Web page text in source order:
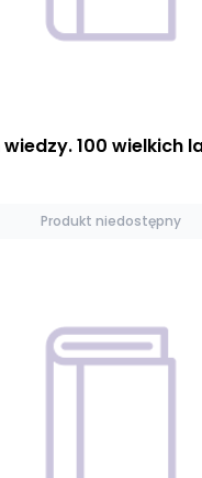
Produkt niedostępny